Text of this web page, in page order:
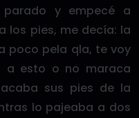
y empecé a
los pies, me decía: la
poco pela qla, te voy
a esto o no maraca
sus pies de la
lo pajeaba a dos